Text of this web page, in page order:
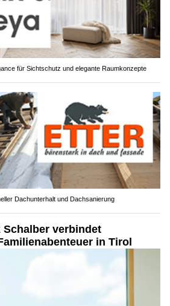
für Sichtschutz und elegante Raumkonzepte
Dachunterhalt und Dachsanierung
verbindet
in Tirol